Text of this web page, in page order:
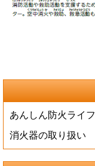
あんしん防火ライフ
消火器の取り扱い